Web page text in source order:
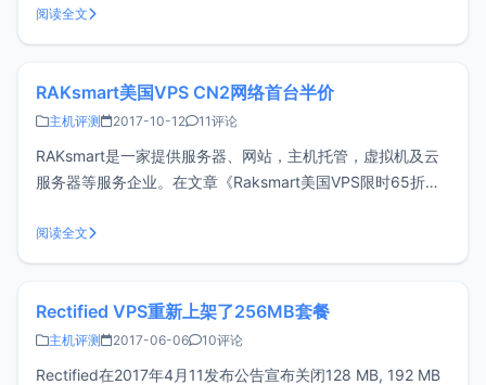
网络环境并不相同（移动、联通、电信等），数据仅供参考。
测试环境 本地网络
阅读全文
RAKsmart美国VPS CN2网络首台半价
主机评测 2017-10-12 11评论
RAKsmart是一家提供服务器、网站，主机托管，虚拟机及云
服务器等服务企业。在文章《Raksmart美国VPS限时65折，
网络VPS，并且首台CN2 VPS可享受5折优惠，没忍住又剁手
一台。购买流程官网地址：https://billing.r
阅读全文
Rectified VPS重新上架了256MB套餐
主机评测 2017-06-06 10评论
Rectified在2017年4月11发布公告宣布关闭128 MB, 192 MB